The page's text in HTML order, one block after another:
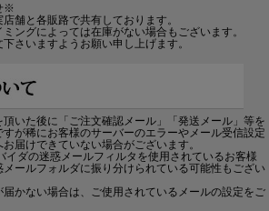
※
舗と各販路で共有しております。
ングによっては在庫がない場合もございます。
さいますようお願い申し上げます。
いた後に「ご注文確認メール」「発送メール」等を
が稀にお客様のサーバーのエラーやメール受信設定
届けできていない場合がございます。
イダの迷惑メールフィルタを使用されているお客様
ールフォルダに振り分けられている可能性もござい
かない場合は、ご使用されているメールの設定をご